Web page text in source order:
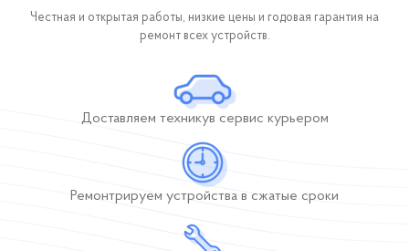
Честная и открытая работы, низкие цены и годовая гарантия на
ремонт всех устройств.
Доставляем техникув сервис курьером
Ремонтрируем устройства в сжатые сроки